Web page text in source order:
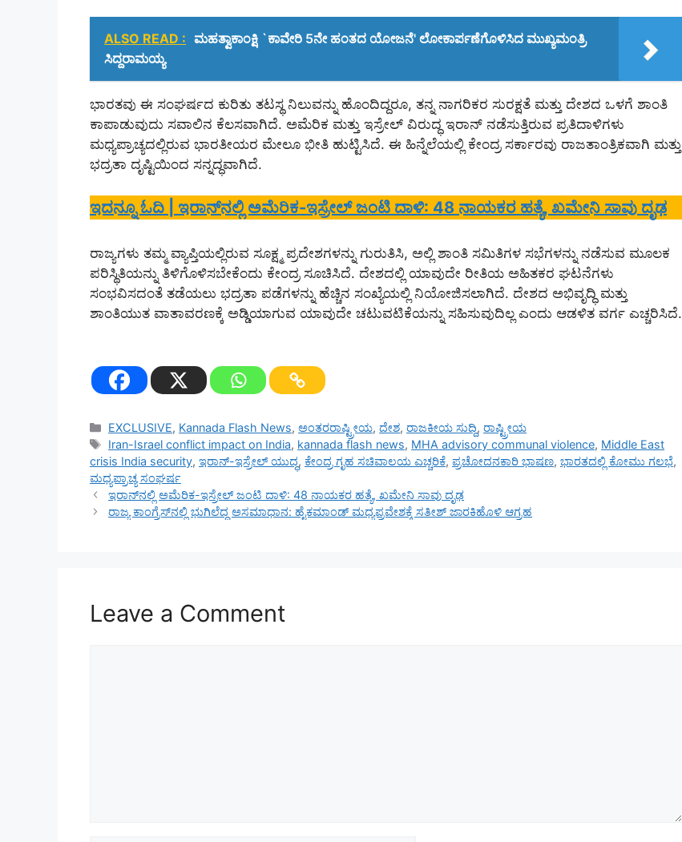
ALSO READ : ಮಹತ್ವಾಕಾಂಕ್ಷಿ `ಕಾವೇರಿ 5ನೇ ಹಂತದ ಯೋಜನೆ' ಲೋಕಾರ್ಪಣೆಗೊಳಿಸಿದ ಮುಖ್ಯಮಂತ್ರಿ
ಸಿದ್ದರಾಮಯ್ಯ
ಭಾರತವು ಈ ಸಂಘರ್ಷದ ಕುರಿತು ತಟಸ್ಥ ನಿಲುವನ್ನು ಹೊಂದಿದ್ದರೂ, ತನ್ನ ನಾಗರಿಕರ ಸುರಕ್ಷತೆ ಮತ್ತು ದೇಶದ ಒಳಗೆ ಶಾಂತಿ
ಕಾಪಾಡುವುದು ಸವಾಲಿನ ಕೆಲಸವಾಗಿದೆ. ಅಮೆರಿಕ ಮತ್ತು ಇಸ್ರೇಲ್ ವಿರುದ್ಧ ಇರಾನ್ ನಡೆಸುತ್ತಿರುವ ಪ್ರತಿದಾಳಿಗಳು
ಮಧ್ಯಪ್ರಾಚ್ಯದಲ್ಲಿರುವ ಭಾರತೀಯರ ಮೇಲೂ ಭೀತಿ ಹುಟ್ಟಿಸಿದೆ. ಈ ಹಿನ್ನೆಲೆಯಲ್ಲಿ ಕೇಂದ್ರ ಸರ್ಕಾರವು ರಾಜತಾಂತ್ರಿಕವಾಗಿ ಮತ್ತು
ಭದ್ರತಾ ದೃಷ್ಟಿಯಿಂದ ಸನ್ನದ್ಧವಾಗಿದೆ.
ಇದನ್ನೂ ಓದಿ | ಇರಾನ್‌ನಲ್ಲಿ ಅಮೆರಿಕ-ಇಸ್ರೇಲ್ ಜಂಟಿ ದಾಳಿ: 48 ನಾಯಕರ ಹತ್ಯೆ, ಖಮೇನಿ ಸಾವು ದೃಢ
ರಾಜ್ಯಗಳು ತಮ್ಮ ವ್ಯಾಪ್ತಿಯಲ್ಲಿರುವ ಸೂಕ್ಷ್ಮ ಪ್ರದೇಶಗಳನ್ನು ಗುರುತಿಸಿ, ಅಲ್ಲಿ ಶಾಂತಿ ಸಮಿತಿಗಳ ಸಭೆಗಳನ್ನು ನಡೆಸುವ ಮೂಲಕ
ಪರಿಸ್ಥಿತಿಯನ್ನು ತಿಳಿಗೊಳಿಸಬೇಕೆಂದು ಕೇಂದ್ರ ಸೂಚಿಸಿದೆ. ದೇಶದಲ್ಲಿ ಯಾವುದೇ ರೀತಿಯ ಅಹಿತಕರ ಘಟನೆಗಳು
ಸಂಭವಿಸದಂತೆ ತಡೆಯಲು ಭದ್ರತಾ ಪಡೆಗಳನ್ನು ಹೆಚ್ಚಿನ ಸಂಖ್ಯೆಯಲ್ಲಿ ನಿಯೋಜಿಸಲಾಗಿದೆ. ದೇಶದ ಅಭಿವೃದ್ಧಿ ಮತ್ತು
ಶಾಂತಿಯುತ ವಾತಾವರಣಕ್ಕೆ ಅಡ್ಡಿಯಾಗುವ ಯಾವುದೇ ಚಟುವಟಿಕೆಯನ್ನು ಸಹಿಸುವುದಿಲ್ಲ ಎಂದು ಆಡಳಿತ ವರ್ಗ ಎಚ್ಚರಿಸಿದೆ.
Categories
EXCLUSIVE, Kannada Flash News,ಅಂತರರಾಷ್ಟ್ರೀಯ,ದೇಶ,ರಾಜಕೀಯ ಸುದ್ದಿ,ರಾಷ್ಟ್ರೀಯ
Tags
Iran-Israel conflict impact on India, kannada flash news, MHA advisory communal violence, Middle East
crisis India security, ಇರಾನ್-ಇಸ್ರೇಲ್ ಯುದ್ಧ, ಕೇಂದ್ರ ಗೃಹ ಸಚಿವಾಲಯ ಎಚ್ಚರಿಕೆ, ಪ್ರಚೋದನಕಾರಿ ಭಾಷಣ, ಭಾರತದಲ್ಲಿ ಕೋಮು ಗಲಭೆ,
ಮಧ್ಯಪ್ರಾಚ್ಯ ಸಂಘರ್ಷ
ಇರಾನ್‌ನಲ್ಲಿ ಅಮೆರಿಕ-ಇಸ್ರೇಲ್ ಜಂಟಿ ದಾಳಿ: 48 ನಾಯಕರ ಹತ್ಯೆ, ಖಮೇನಿ ಸಾವು ದೃಢ
ರಾಜ್ಯ ಕಾಂಗ್ರೆಸ್‌ನಲ್ಲಿ ಭುಗಿಲೆದ್ದ ಅಸಮಾಧಾನ: ಹೈಕಮಾಂಡ್ ಮಧ್ಯಪ್ರವೇಶಕ್ಕೆ ಸತೀಶ್ ಜಾರಕಿಹೊಳಿ ಆಗ್ರಹ
Leave a Comment